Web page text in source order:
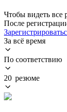
Чтобы видеть все
После
За всё время
По соответствию
20 резюме